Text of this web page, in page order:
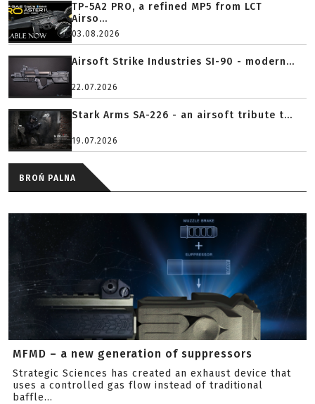
TP-5A2 PRO, a refined MP5 from LCT
Airso...
03.08.2026
Airsoft Strike Industries SI-90 - modern...
22.07.2026
Stark Arms SA-226 - an airsoft tribute t...
19.07.2026
BROŃ PALNA
MFMD – a new generation of suppressors
Strategic Sciences has created an exhaust device that
uses a controlled gas flow instead of traditional
baffle...